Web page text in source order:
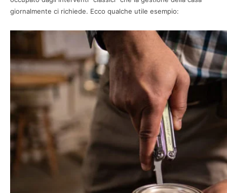
giornalmente ci richiede. Ecco qualche utile esempio: